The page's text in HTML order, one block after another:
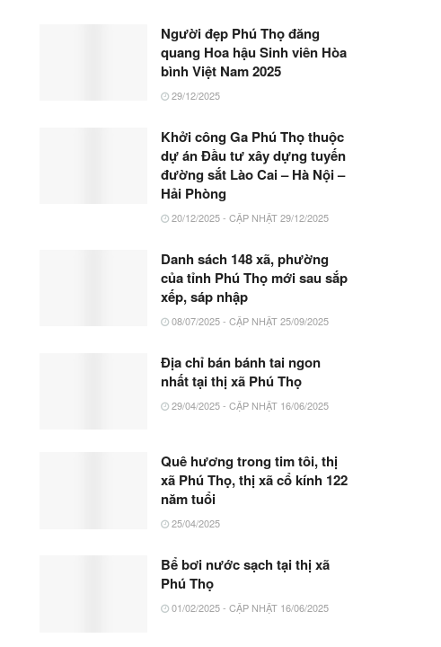
Người đẹp Phú Thọ đăng
quang Hoa hậu Sinh viên Hòa
bình Việt Nam 2025
29/12/2025
Khởi công Ga Phú Thọ thuộc
dự án Đầu tư xây dựng tuyến
đường sắt Lào Cai – Hà Nội –
Hải Phòng
20/12/2025 - CẬP NHẬT 29/12/2025
Danh sách 148 xã, phường
của tỉnh Phú Thọ mới sau sắp
xếp, sáp nhập
08/07/2025 - CẬP NHẬT 25/09/2025
Địa chỉ bán bánh tai ngon
nhất tại thị xã Phú Thọ
29/04/2025 - CẬP NHẬT 16/06/2025
Quê hương trong tim tôi, thị
xã Phú Thọ, thị xã cổ kính 122
năm tuổi
25/04/2025
Bể bơi nước sạch tại thị xã
Phú Thọ
01/02/2025 - CẬP NHẬT 16/06/2025